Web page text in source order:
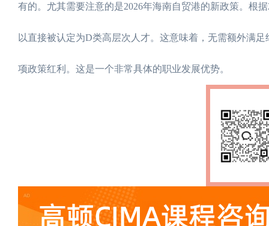
有的。尤其需要注意的是2026年海南自贸港的新政策。根
以直接被认定为D类高层次人才。这意味着，无需额外满
项政策红利。这是一个非常具体的职业发展优势。